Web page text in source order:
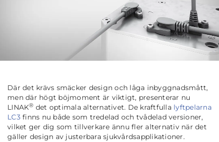
Där det krävs smäcker design och låga inbyggnadsmått,
men där högt böjmoment är viktigt, presenterar nu
LINAK® det optimala alternativet. De kraftfulla lyftpelarna
LC3finns nu både som tredelad och tvådelad versioner,
vilket ger dig som tillverkare ännu fler alternativ när det
gäller design av justerbara sjukvårdsapplikationer.